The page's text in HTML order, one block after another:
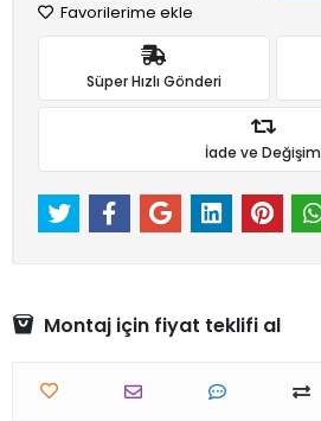
Favorilerime ekle
Süper Hızlı Gönderi
İade ve Değişim
Montaj için fiyat teklifi al